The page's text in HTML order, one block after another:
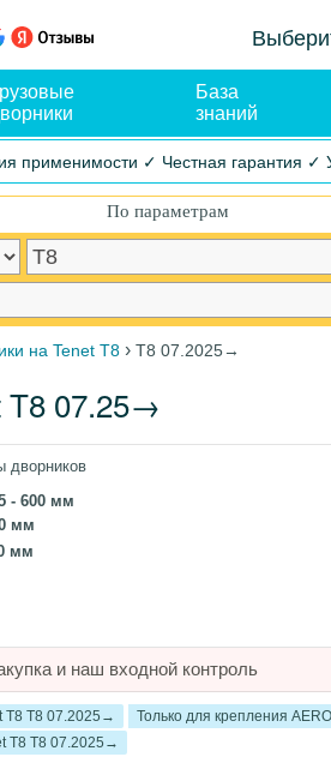
База
знаний
применимости ✓ Честная гарантия ✓
По параметрам
на Tenet T8 › T8 07.2025→
T8 07.25→
дворников
- 600 мм
мм
мм
и наш входной контроль
T8 T8 07.2025→
Только для крепления
T8 T8 07.2025→